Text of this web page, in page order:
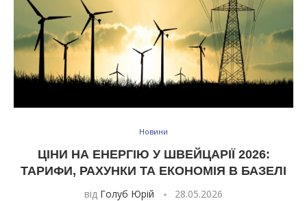
Новини
ЦІНИ НА ЕНЕРГІЮ У ШВЕЙЦАРІЇ 2026:
ТАРИФИ, РАХУНКИ ТА ЕКОНОМІЯ В БАЗЕЛІ
від Голуб Юрій 28.05.2026